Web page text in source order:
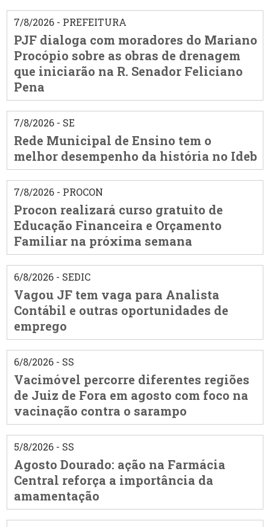
7/8/2026 - PREFEITURA
PJF dialoga com moradores do Mariano
Procópio sobre as obras de drenagem
que iniciarão na R. Senador Feliciano
Pena
7/8/2026 - SE
Rede Municipal de Ensino tem o
melhor desempenho da história no Ideb
7/8/2026 - PROCON
Procon realizará curso gratuito de
Educação Financeira e Orçamento
Familiar na próxima semana
6/8/2026 - SEDIC
Vagou JF tem vaga para Analista
Contábil e outras oportunidades de
emprego
6/8/2026 - SS
Vacimóvel percorre diferentes regiões
de Juiz de Fora em agosto com foco na
vacinação contra o sarampo
5/8/2026 - SS
Agosto Dourado: ação na Farmácia
Central reforça a importância da
amamentação